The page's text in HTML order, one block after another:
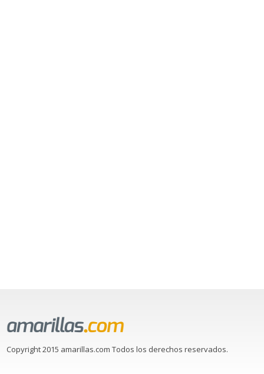
Copyright 2015 amarillas.com Todos los derechos reservados.